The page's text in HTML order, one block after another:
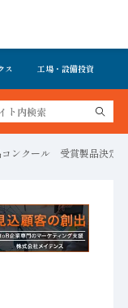
ス 工場・設備投資
クール 受賞製品決定